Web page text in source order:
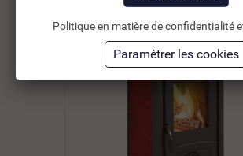
-30%
Politique en matière de confidentialité